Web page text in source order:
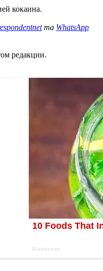
кокаина.
та WhatsApp
редакции.